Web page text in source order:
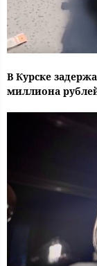
В Курске
миллиона